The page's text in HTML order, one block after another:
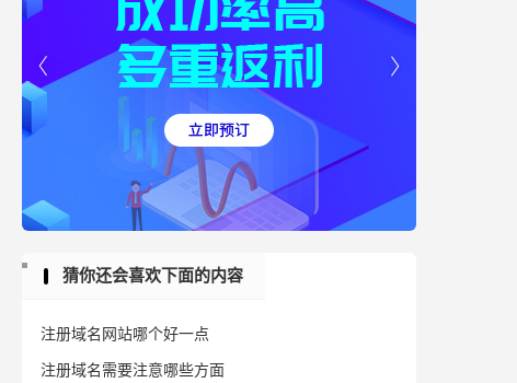


猜你还会喜欢下面的内容
注册域名网站哪个好一点
注册域名需要注意哪些方面